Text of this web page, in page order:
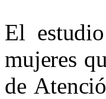
El
mujeres
de